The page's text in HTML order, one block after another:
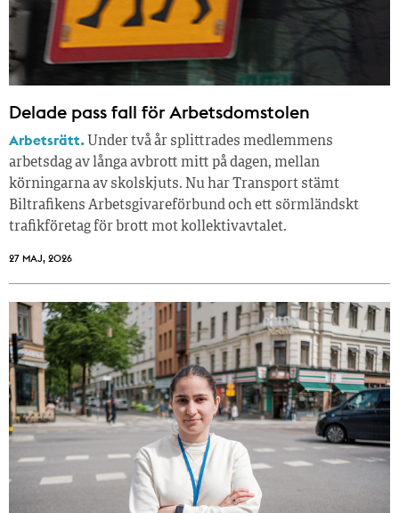
Delade pass fall för Arbetsdomstolen
Arbetsrätt. Under två år splittrades medlemmens
arbetsdag av långa avbrott mitt på dagen, mellan
körningarna av skolskjuts. Nu har Transport stämt
Biltrafikens Arbetsgivareförbund och ett sörmländskt
trafikföretag för brott mot kollektivavtalet.
27 MAJ, 2026